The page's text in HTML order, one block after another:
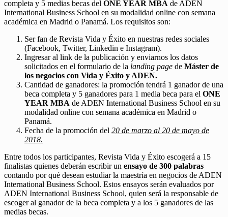
completa y 5 medias becas del ONE YEAR MBA de ADEN
International Business School en su modalidad online con semana
académica en Madrid o Panamá. Los requisitos son:
Ser fan de Revista Vida y Éxito en nuestras redes sociales
(Facebook, Twitter, Linkedin e Instagram).
Ingresar al link de la publicación y enviarnos los datos
solicitados en el formulario de la landing page de Máster de
los negocios con Vida y Éxito y ADEN.
Cantidad de ganadores: la promoción tendrá 1 ganador de una
beca completa y 5 ganadores para 1 media beca para el ONE
YEAR MBA de ADEN International Business School en su
modalidad online con semana académica en Madrid o
Panamá.
Fecha de la promoción del 20 de marzo al 20 de mayo de
2018.
Entre todos los participantes, Revista Vida y Éxito escogerá a 15
finalistas quienes deberán escribir un ensayo de 300 palabras
contando por qué desean estudiar la maestría en negocios de ADEN
International Business School. Estos ensayos serán evaluados por
ADEN International Business School, quien será la responsable de
escoger al ganador de la beca completa y a los 5 ganadores de las
medias becas.